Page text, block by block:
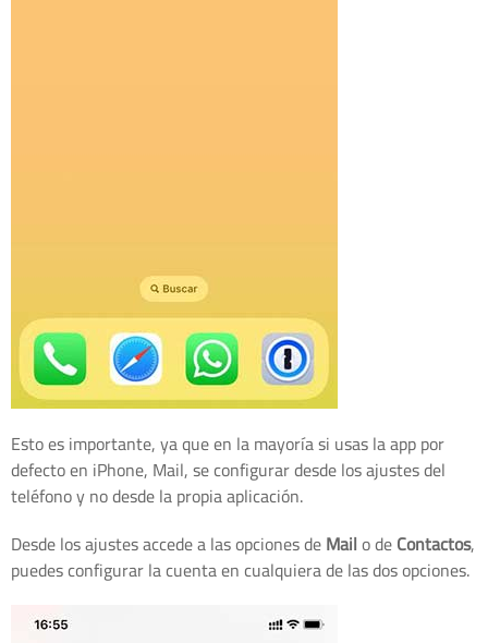
Esto es importante, ya que en la mayoría si usas la app por
defecto en iPhone, Mail, se configurar desde los ajustes del
teléfono y no desde la propia aplicación.
Desde los ajustes accede a las opciones deMailo deContactos,
puedes configurar la cuenta en cualquiera de las dos opciones.